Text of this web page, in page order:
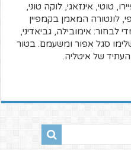
אינזאגי, לוקה טוני,
לונטורה המאמן בקמפיין
לבחור: אימובילה, גביאדיני,
סגל אפור ומשעמם. בטור
של איטליה.